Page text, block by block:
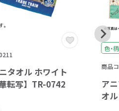
タオル ホワイト
転写】TR-0742
色・
商品
ア
オル